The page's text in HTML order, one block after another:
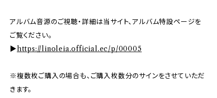
アルバム音源のご視聴・詳細は当サイト、アルバム特設ページを
ご覧ください。
▶︎https://linoleia.official.ec/p/00005
※複数枚ご購入の場合も、ご購入枚数分のサインをさせていただ
きます。